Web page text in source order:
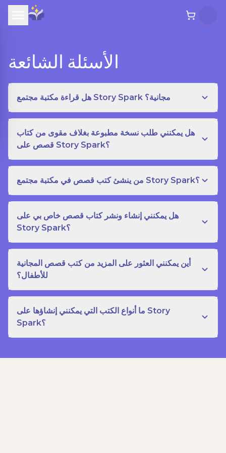
الأسئلة الشائعة
هل قراءة مكتبة مجتمع Story Spark مجانية؟
هل يمكنني طلب نسخة مطبوعة بغلاف مقوى من كتاب
قصص على Story Spark؟
من ينشئ كتب قصص في مكتبة مجتمع Story Spark؟
هل يمكنني إنشاء ونشر كتاب قصص خاص بي على
Story Spark؟
أين يمكنني العثور على المزيد من كتب قصص المجانية
للأطفال؟
ما أنواع الكتب التي يمكنني إنشاؤها على Story
Spark؟